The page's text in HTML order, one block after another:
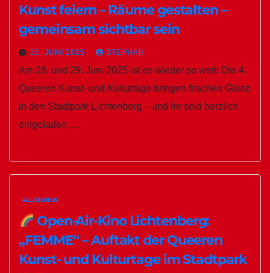
Kunst feiern – Räume gestalten –
gemeinsam sichtbar sein
25. JUNI 2025 STEPHAN
Am 28. und 29. Juni 2025 ist es wieder so weit: Die 4.
Queeren Kunst- und Kulturtage bringen frischen Glanz
in den Stadtpark Lichtenberg – und ihr seid herzlich
eingeladen,…
ALLGEMEIN
Open-Air-Kino Lichtenberg:
„FEMME“ – Auftakt der Queeren
Kunst- und Kulturtage im Stadtpark